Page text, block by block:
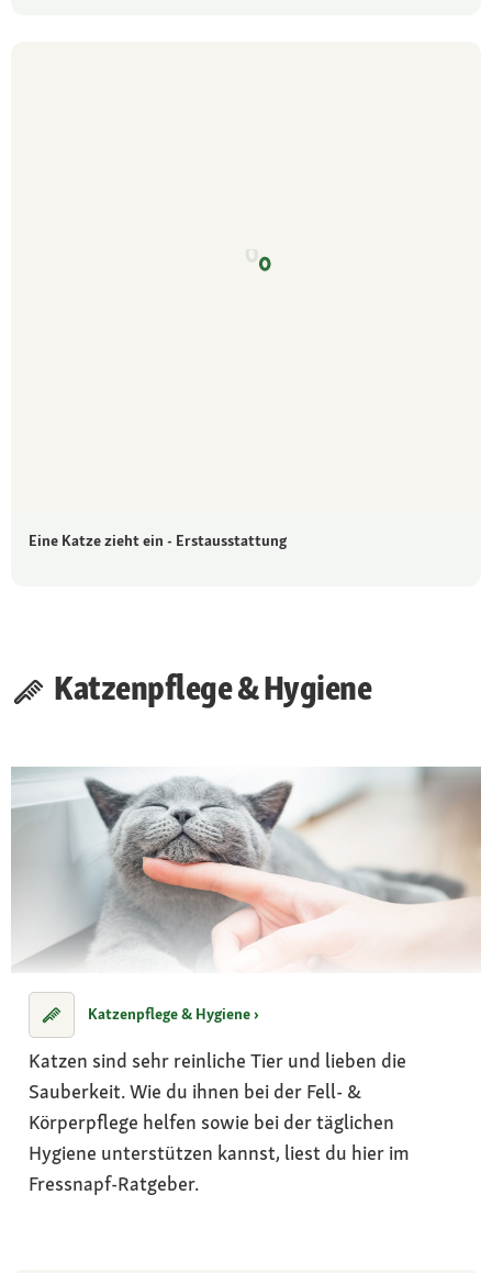
Eine Katze zieht ein - Erstausstattung
Katzenpflege & Hygiene
Katzenpflege & Hygiene ›
Katzen sind sehr reinliche Tier und lieben die
Sauberkeit. Wie du ihnen bei der Fell- &
Körperpflege helfen sowie bei der täglichen
Hygiene unterstützen kannst, liest du hier im
Fressnapf-Ratgeber.